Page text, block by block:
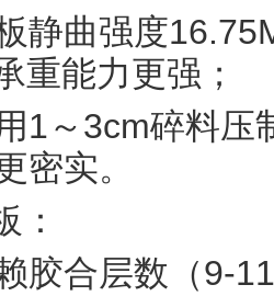
静曲强度
重能力更强；
1～3cm碎料
密实。
：
胶合层数（9-